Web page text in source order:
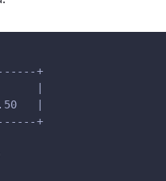
+
|
|
+